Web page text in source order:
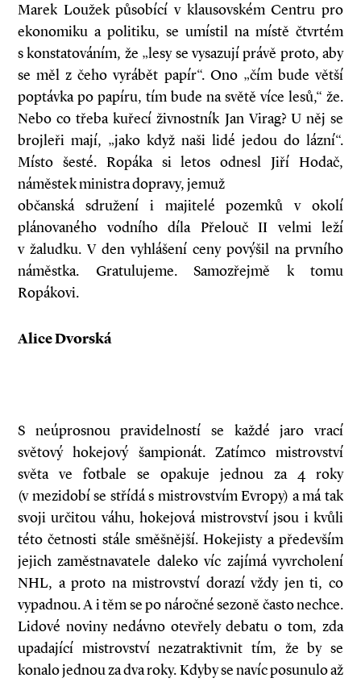
Marek Loužek působící v klausovském Centru pro
ekonomiku a politiku, se umístil na místě čtvrtém
s konstatováním, že „lesy se vysazují právě proto, aby
se měl z čeho vyrábět papír“. Ono „čím bude větší
poptávka po papíru, tím bude na světě více lesů,“ že.
Nebo co třeba kuřecí živnostník Jan Virag? U něj se
brojleři mají, „jako když naši lidé jedou do lázní“.
Místo šesté. Ropáka si letos odnesl Jiří Hodač,
náměstek ministra dopravy, jemuž
občanská sdružení i majitelé pozemků v okolí
plánovaného vodního díla Přelouč II velmi leží
v žaludku. V den vyhlášení ceny povýšil na prvního
náměstka. Gratulujeme. Samozřejmě k tomu
Ropákovi.
Alice Dvorská
S neúprosnou pravidelností se každé jaro vrací
světový hokejový šampionát. Zatímco mistrovství
světa ve fotbale se opakuje jednou za 4 roky
(v mezidobí se střídá s mistrovstvím Evropy) a má tak
svoji určitou váhu, hokejová mistrovství jsou i kvůli
této četnosti stále směšnější. Hokejisty a především
jejich zaměstnavatele daleko víc zajímá vyvrcholení
NHL, a proto na mistrovství dorazí vždy jen ti, co
vypadnou. A i těm se po náročné sezoně často nechce.
Lidové noviny nedávno otevřely debatu o tom, zda
upadající mistrovství nezatraktivnit tím, že by se
konalo jednou za dva roky. Kdyby se navíc posunulo až